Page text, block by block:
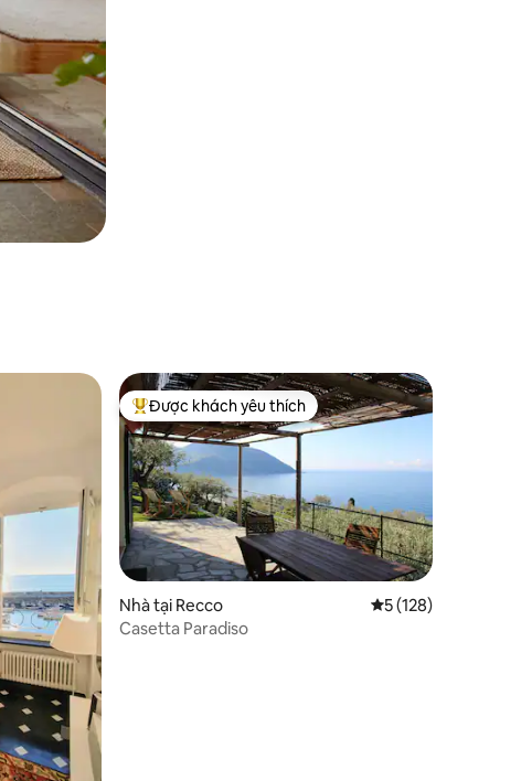
Được khách yêu thích nhất
Được khách yêu thích
Nhà tại Recco Xếp hạng trung
5 (128)
Casetta Paradiso